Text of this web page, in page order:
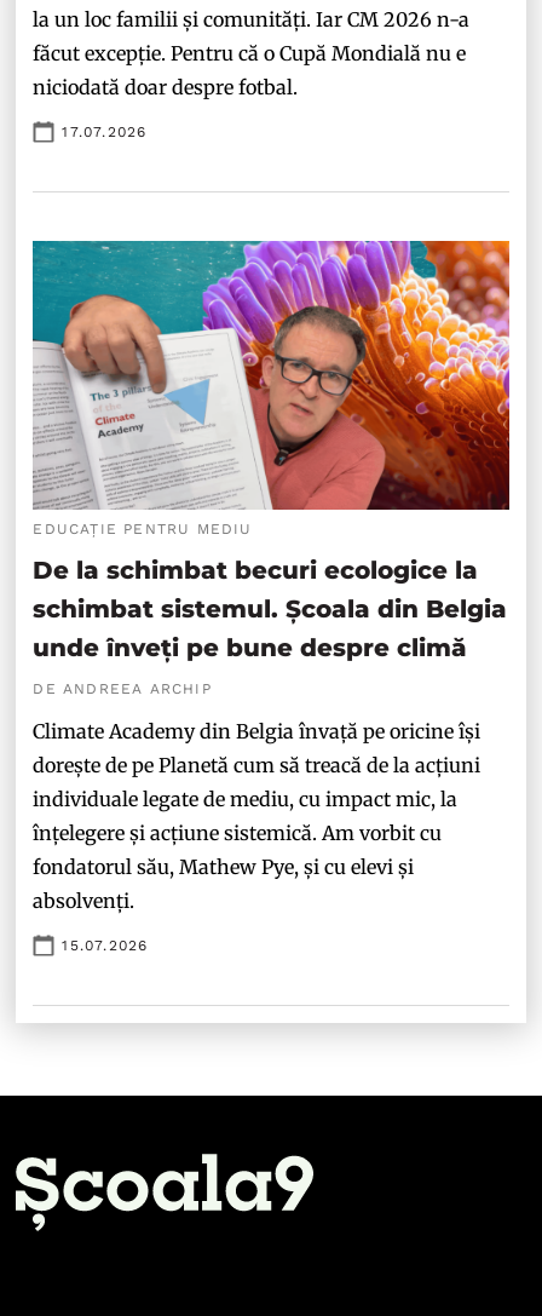
la un loc familii și comunități. Iar CM 2026 n-a
făcut excepție. Pentru că o Cupă Mondială nu e
niciodată doar despre fotbal.
17.07.2026
EDUCAȚIE PENTRU MEDIU
De la schimbat becuri ecologice la
schimbat sistemul. Școala din Belgia
unde înveți pe bune despre climă
DE ANDREEA ARCHIP
Climate Academy din Belgia învață pe oricine își
dorește de pe Planetă cum să treacă de la acțiuni
individuale legate de mediu, cu impact mic, la
înțelegere și acțiune sistemică. Am vorbit cu
fondatorul său, Mathew Pye, și cu elevi și
absolvenți.
15.07.2026